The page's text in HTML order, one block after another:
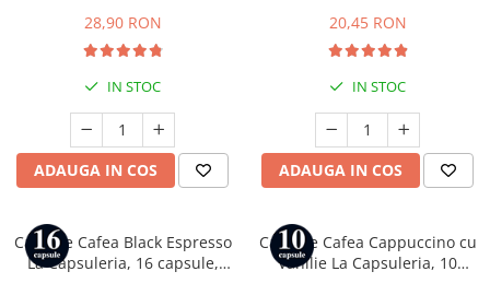
28,90 RON
IN STOC
ADAUGA IN COS
20,45 RON
IN STOC
ADAUGA IN COS
Capsule Cafea Black Espresso
La Capsuleria, 16 capsule,
Capsule Cafea Cappuccino cu
Vanilie La Capsuleria, 10